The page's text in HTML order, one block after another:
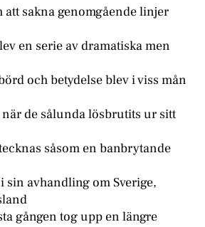
att sakna genomgående linjer
en serie av dramatiska men
och betydelse blev i viss mån
de sålunda lösbrutits ur sitt
såsom en banbrytande
sin avhandling om Sverige,
gången tog upp en längre